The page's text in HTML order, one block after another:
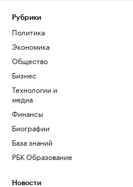
Рубрики
Политика
Экономика
Общество
Бизнес
Технологии и
медиа
Финансы
Биографии
База знаний
РБК Образование
Новости